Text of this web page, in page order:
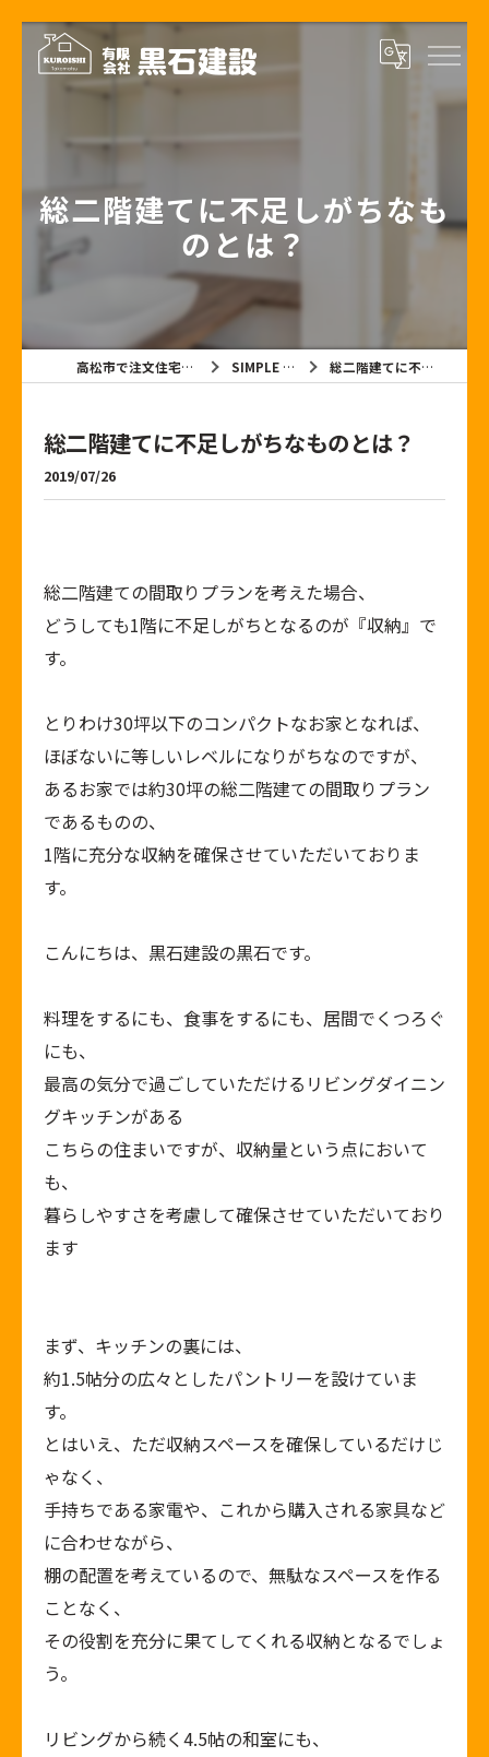
総二階建てに不足しがちなも
のとは？
高松市で注文住宅なら有限会社黒石建設 SIMPLE NOTE BLOG 総二階建てに不足しがちなものとは？
総二階建てに不足しがちなものとは？
2019/07/26
総二階建ての間取りプランを考えた場合、
どうしても1階に不足しがちとなるのが『収納』で
す。
とりわけ30坪以下のコンパクトなお家となれば、
ほぼないに等しいレベルになりがちなのですが、
あるお家では約30坪の総二階建ての間取りプラン
であるものの、
1階に充分な収納を確保させていただいておりま
す。
こんにちは、黒石建設の黒石です。
料理をするにも、食事をするにも、居間でくつろぐ
にも、
最高の気分で過ごしていただけるリビングダイニン
グキッチンがある
こちらの住まいですが、収納量という点において
も、
暮らしやすさを考慮して確保させていただいており
ます
まず、キッチンの裏には、
約1.5帖分の広々としたパントリーを設けていま
す。
とはいえ、ただ収納スペースを確保しているだけじ
ゃなく、
手持ちである家電や、これから購入される家具など
に合わせながら、
棚の配置を考えているので、無駄なスペースを作る
ことなく、
その役割を充分に果てしてくれる収納となるでしょ
う。
リビングから続く4.5帖の和室にも、